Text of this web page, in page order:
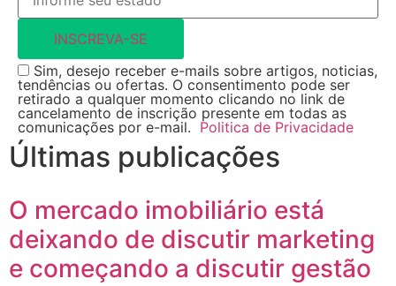
INSCREVA-SE
Sim, desejo receber e-mails sobre artigos, noticias,
tendências ou ofertas. O consentimento pode ser
retirado a qualquer momento clicando no link de
cancelamento de inscrição presente em todas as
comunicações por e-mail. Politica de Privacidade
Últimas publicações
O mercado imobiliário está
deixando de discutir marketing
e começando a discutir gestão